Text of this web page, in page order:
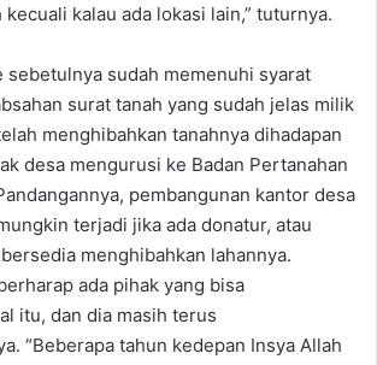
kalau ada lokasi lain,” tuturnya.
sebetulnya sudah memenuhi syarat
surat tanah yang sudah jelas milik
menghibahkan tanahnya dihadapan
desa mengurusi ke Badan Pertanahan
pembangunan kantor desa
terjadi jika ada donatur, atau
menghibahkan lahannya.
ada pihak yang bisa
itu, dan dia masih terus
“Beberapa tahun kedepan Insya Allah